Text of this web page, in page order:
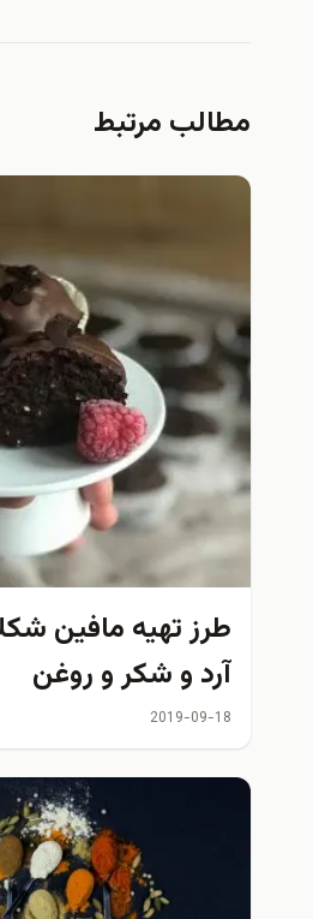
مطالب مرتبط
طرز تهیه مافین
آرد و شکر و روغن
2019-09-18